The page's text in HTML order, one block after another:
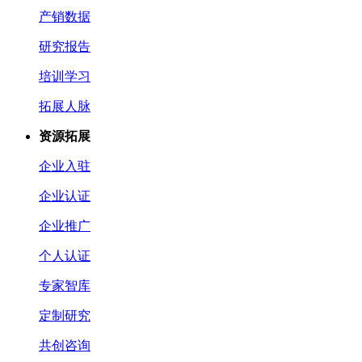
产销数据
研究报告
培训学习
拓展人脉
资源拓展
企业入驻
企业认证
企业推广
个人认证
专家智库
定制研究
共创咨询